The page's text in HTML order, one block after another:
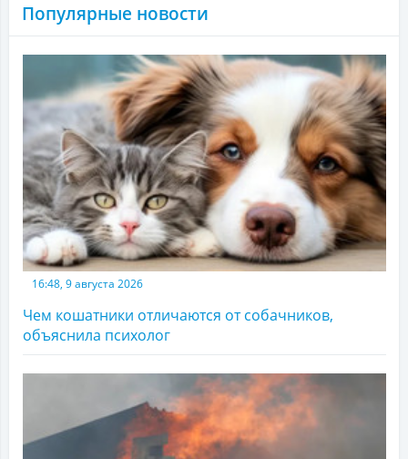
Популярные новости
16:48, 9 августа 2026
Чем кошатники отличаются от собачников,
объяснила психолог